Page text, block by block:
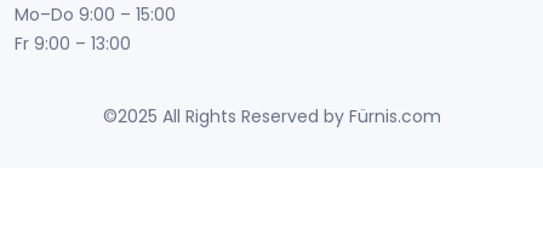
Mo–Do 9:00 – 15:00
Fr 9:00 – 13:00
©2025 All Rights Reserved by Fürnis.com